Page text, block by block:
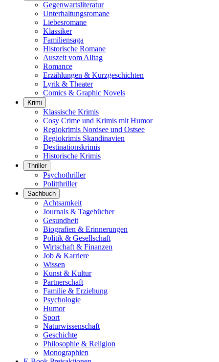
Gegenwartsliteratur
Unterhaltungsromane
Liebesromane
Klassiker
Familiensaga
Historische Romane
Auszeit vom Alltag
Romance
Erzählungen & Kurzgeschichten
Lyrik & Theater
Comics & Graphic Novels
Krimi
Klassische Krimis
Cosy Crime und Krimis mit Humor
Regiokrimis Nordsee und Ostsee
Regiokrimis Skandinavien
Destinationskrimis
Historische Krimis
Thriller
Psychothriller
Politthriller
Sachbuch
Achtsamkeit
Journals & Tagebücher
Gesundheit
Biografien & Erinnerungen
Politik & Gesellschaft
Wirtschaft & Finanzen
Job & Karriere
Wissen
Kunst & Kultur
Partnerschaft
Familie & Erziehung
Psychologie
Humor
Sport
Naturwissenschaft
Geschichte
Philosophie & Religion
Monographien